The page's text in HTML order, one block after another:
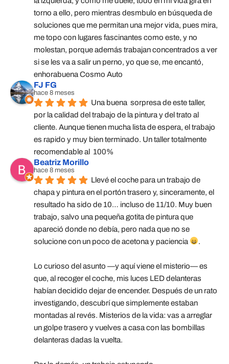
torno a ello, pero mientras desmbulo en búsqueda de
soluciones que me permitan una mejor vida, pues mira,
me topo con lugares fascinantes como este, y no
molestan, porque además trabajan concentrados a ver
si se les va a salir un perno, yo que se, me encantó,
enhorabuena Cosmo Auto
FJ FG
hace 8 meses
Una buena  sorpresa de este taller,
por la calidad del trabajo de la pintura y del trato al
cliente. Aunque tienen mucha lista de espera, el trabajo
es rapido y muy bien terminado. Un taller totalmente
recomendable al  100%
Beatriz Morillo
hace 8 meses
Llevé el coche para un trabajo de
chapa y pintura en el portón trasero y, sinceramente, el
resultado ha sido de 10… incluso de 11/10. Muy buen
trabajo, salvo una pequeña gotita de pintura que
apareció donde no debía, pero nada que no se
solucione con un poco de acetona y paciencia
.
Lo curioso del asunto —y aquí viene el misterio— es
que, al recoger el coche, mis luces LED delanteras
habían decidido dejar de encender. Después de un rato
investigando, descubrí que simplemente estaban
montadas al revés. Misterios de la vida: vas a arreglar
un golpe trasero y vuelves a casa con las bombillas
delanteras dadas la vuelta.